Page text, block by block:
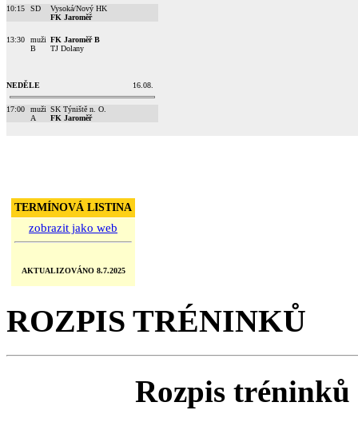
10:15 SD
Vysoká/Nový HK
FK Jaroměř
13:30
muži
B
FK Jaroměř B
TJ Dolany
NEDĚLE 16.08.
17:00
muži
A
SK Týniště n. O.
FK Jaroměř
TERMÍNOVÁ LISTINA
zobrazit jako web
AKTUALIZOVÁNO 8.7.2025
ROZPIS TRÉNINKŮ
Rozpis tréninků